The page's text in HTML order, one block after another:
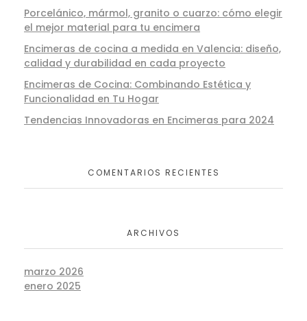
Porcelánico, mármol, granito o cuarzo: cómo elegir
el mejor material para tu encimera
Encimeras de cocina a medida en Valencia: diseño,
calidad y durabilidad en cada proyecto
Encimeras de Cocina: Combinando Estética y
Funcionalidad en Tu Hogar
Tendencias Innovadoras en Encimeras para 2024
COMENTARIOS RECIENTES
ARCHIVOS
marzo 2026
enero 2025